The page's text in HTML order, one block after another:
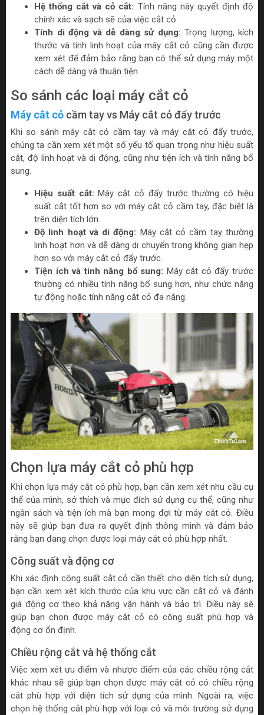
Hệ thống cắt và cỏ cắt: Tính năng này quyết định độ
chính xác và sạch sẽ của việc cắt cỏ.
Tính di động và dễ dàng sử dụng: Trọng lượng, kích
thước và tính linh hoạt của máy cắt cỏ cũng cần được
xem xét để đảm bảo rằng bạn có thể sử dụng máy một
cách dễ dàng và thuận tiện.
So sánh các loại máy cắt cỏ
Máy cắt cỏ cầm tay vs Máy cắt cỏ đẩy trước
Khi so sánh máy cắt cỏ cầm tay và máy cắt cỏ đẩy trước,
chúng ta cần xem xét một số yếu tố quan trọng như hiệu suất
cắt, độ linh hoạt và di động, cũng như tiện ích và tính năng bổ
sung.
Hiệu suất cắt: Máy cắt cỏ đẩy trước thường có hiệu
suất cắt tốt hơn so với máy cắt cỏ cầm tay, đặc biệt là
trên diện tích lớn.
Độ linh hoạt và di động: Máy cắt cỏ cầm tay thường
linh hoạt hơn và dễ dàng di chuyển trong không gian hẹp
hơn so với máy cắt cỏ đẩy trước.
Tiện ích và tính năng bổ sung: Máy cắt cỏ đẩy trước
thường có nhiều tính năng bổ sung hơn, như chức năng
tự động hoặc tính năng cắt cỏ đa năng.
Chọn lựa máy cắt cỏ phù hợp
Khi chọn lựa máy cắt cỏ phù hợp, bạn cần xem xét nhu cầu cụ
thể của mình, sở thích và mục đích sử dụng cụ thể, cũng như
ngân sách và tiện ích mà bạn mong đợi từ máy cắt cỏ. Điều
này sẽ giúp bạn đưa ra quyết định thông minh và đảm bảo
rằng bạn đang chọn được loại máy cắt cỏ phù hợp nhất.
Công suất và động cơ
Khi xác định công suất cắt cỏ cần thiết cho diện tích sử dụng,
bạn cần xem xét kích thước của khu vực cần cắt cỏ và đánh
giá động cơ theo khả năng vận hành và bảo trì. Điều này sẽ
giúp bạn chọn được máy cắt cỏ có công suất phù hợp và
động cơ ổn định.
Chiều rộng cắt và hệ thống cắt
Việc xem xét ưu điểm và nhược điểm của các chiều rộng cắt
khác nhau sẽ giúp bạn chọn được máy cắt cỏ có chiều rộng
cắt phù hợp với diện tích sử dụng của mình. Ngoài ra, việc
chọn hệ thống cắt phù hợp với loại cỏ và môi trường sử dụng